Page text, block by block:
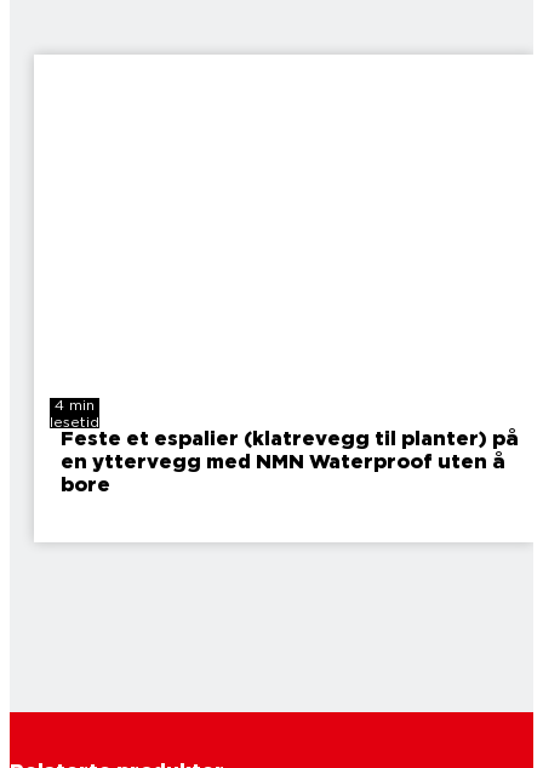
4 min
lesetid
Feste et espalier (klatrevegg til planter) på
en yttervegg med NMN Waterproof uten å
bore